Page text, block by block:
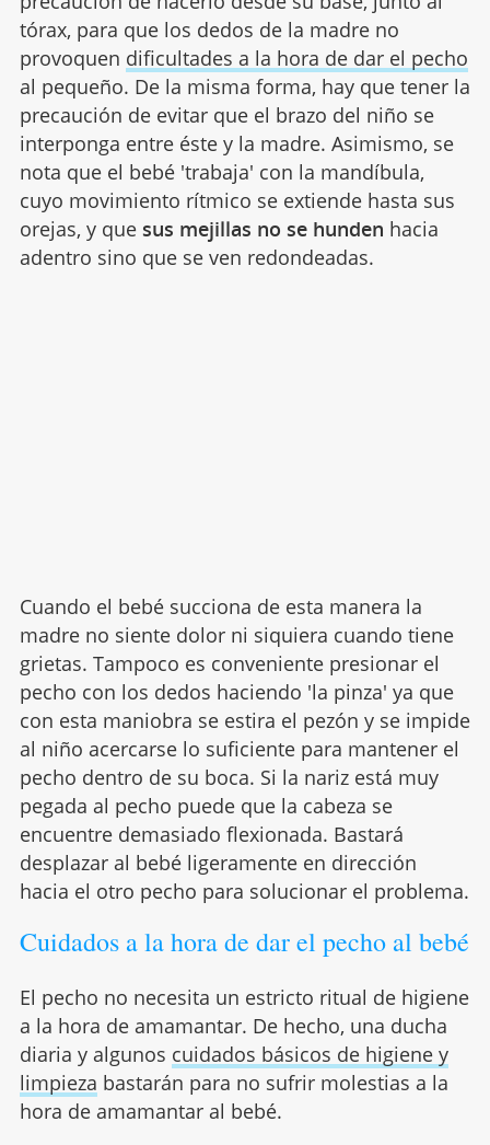
tórax, para que los dedos de la madre no
provoquen dificultades a la hora de dar el pecho
al pequeño. De la misma forma, hay que tener la
precaución de evitar que el brazo del niño se
interponga entre éste y la madre. Asimismo, se
nota que el bebé 'trabaja' con la mandíbula,
cuyo movimiento rítmico se extiende hasta sus
orejas, y que sus mejillas no se hunden hacia
adentro sino que se ven redondeadas.
Cuando el bebé succiona de esta manera la
madre no siente dolor ni siquiera cuando tiene
grietas. Tampoco es conveniente presionar el
pecho con los dedos haciendo 'la pinza' ya que
con esta maniobra se estira el pezón y se impide
al niño acercarse lo suficiente para mantener el
pecho dentro de su boca. Si la nariz está muy
pegada al pecho puede que la cabeza se
encuentre demasiado flexionada. Bastará
desplazar al bebé ligeramente en dirección
hacia el otro pecho para solucionar el problema.
Cuidados a la hora de dar el pecho al bebé
El pecho no necesita un estricto ritual de higiene
a la hora de amamantar. De hecho, una ducha
diaria y algunos cuidados básicos de higiene y
limpieza bastarán para no sufrir molestias a la
hora de amamantar al bebé.